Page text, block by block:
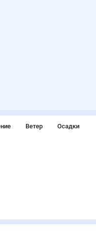
Ветер Осадки